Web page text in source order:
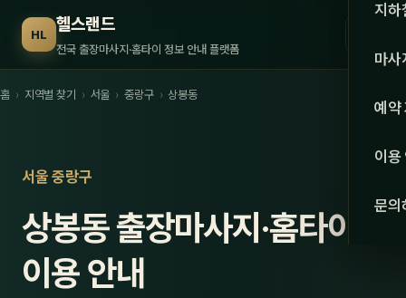
HL 헬스랜드
전국 출장마사지·홈타이 정보 안내 플랫폼 서울
강원·
강원
지하
마사
관리
스
예약
이용
문의
홈 › 지역별 찾기 › 서울 › 중랑구 › 상봉동
서울 중랑구
상봉동 출장마사지·홈타이
이용 안내